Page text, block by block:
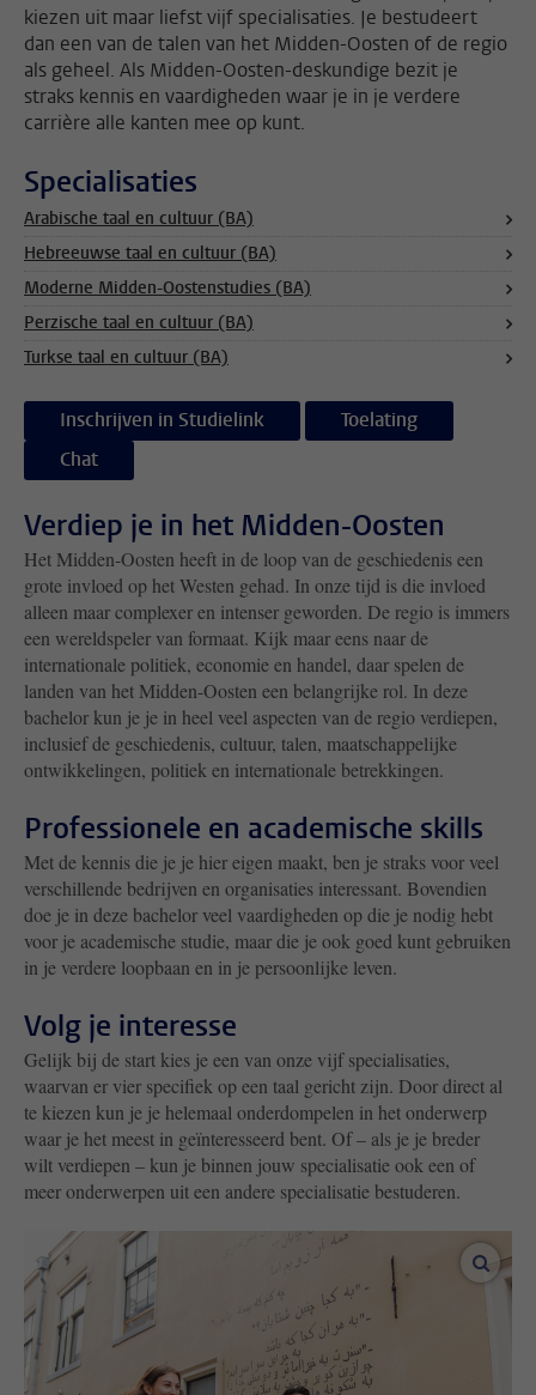
kiezen uit maar liefst vijf specialisaties. Je bestudeert
dan een van de talen van het Midden-Oosten of de regio
als geheel. Als Midden-Oosten-deskundige bezit je
straks kennis en vaardigheden waar je in je verdere
carrière alle kanten mee op kunt.
Specialisaties
Arabische taal en cultuur (BA)
Hebreeuwse taal en cultuur (BA)
Moderne Midden-Oostenstudies (BA)
Perzische taal en cultuur (BA)
Turkse taal en cultuur (BA)
Inschrijven in Studielink
Toelating
Chat
Verdiep je in het Midden-Oosten
Het Midden-Oosten heeft in de loop van de geschiedenis een
grote invloed op het Westen gehad. In onze tijd is die invloed
alleen maar complexer en intenser geworden. De regio is immers
een wereldspeler van formaat. Kijk maar eens naar de
internationale politiek, economie en handel, daar spelen de
landen van het Midden-Oosten een belangrijke rol. In deze
bachelor kun je je in heel veel aspecten van de regio verdiepen,
inclusief de geschiedenis, cultuur, talen, maatschappelijke
ontwikkelingen, politiek en internationale betrekkingen.
Professionele en academische skills
Met de kennis die je je hier eigen maakt, ben je straks voor veel
verschillende bedrijven en organisaties interessant. Bovendien
doe je in deze bachelor veel vaardigheden op die je nodig hebt
voor je academische studie, maar die je ook goed kunt gebruiken
in je verdere loopbaan en in je persoonlijke leven.
Volg je interesse
Gelijk bij de start kies je een van onze vijf specialisaties,
waarvan er vier specifiek op een taal gericht zijn. Door direct al
te kiezen kun je je helemaal onderdompelen in het onderwerp
waar je het meest in geïnteresseerd bent. Of – als je je breder
wilt verdiepen – kun je binnen jouw specialisatie ook een of
meer onderwerpen uit een andere specialisatie bestuderen.